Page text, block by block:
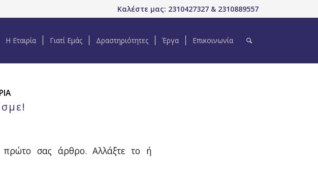
Καλέστε μας: 2310427327 & 2310889557
H Εταιρία Γιατί Εμάς Δραστηριότητες Έργα Επικοινωνία
πρώτο σας άρθρο. Αλλάξτε το ή